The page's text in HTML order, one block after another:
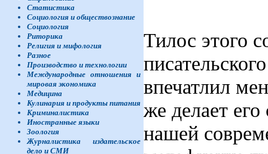
Статистика
Социология и обществознание
Социология
Риторика
Религия и мифология
Разное
Производство и технологии
Международные отношения и
мировая экономика
Медицина
Кулинария и продукты питания
Криминалистика
Иностранные языки
Зоология
Журналистика издательское
дело и СМИ
Тилос этого
впечатлил
же делает
нашей